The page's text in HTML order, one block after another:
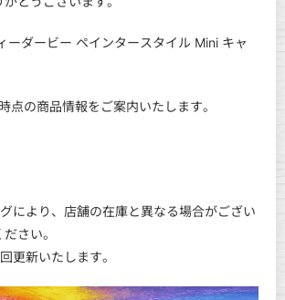
ーダービー ペインタースタイル Mini キャ
点の商品情報をご案内いたします。
さい。
更新いたします。